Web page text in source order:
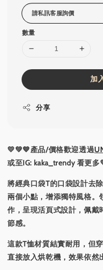
數量
加
分享
💛💚💙產品/價格歡迎透過
或至IG: kaka_trendy 看更多
將經典口袋T的口袋設計去
兩個小點，增添獨特風格。
作，呈現活頁式設計，佩戴
節感。
這款T恤材質結實耐用，但
直接放入烘乾機，效果依然